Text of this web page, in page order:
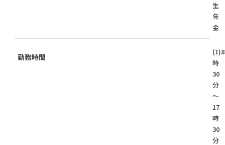
生
年
金
勤務時間
(1)8
時
30
分
～
17
時
30
分